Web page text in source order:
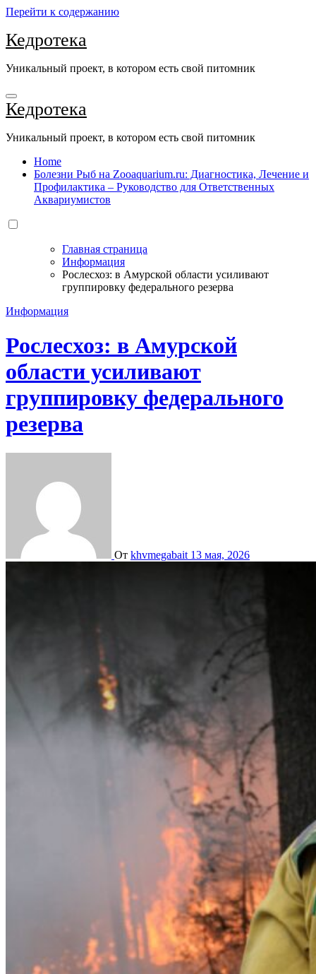
Перейти к содержанию
Кедротека
Уникальный проект, в котором есть свой питомник
Кедротека
Уникальный проект, в котором есть свой питомник
Home
Болезни Рыб на Zooaquarium.ru: Диагностика, Лечение и
Профилактика – Руководство для Ответственных
Аквариумистов
Главная страница
Информация
Рослесхоз: в Амурской области усиливают
группировку федерального резерва
Информация
Рослесхоз: в Амурской
области усиливают
группировку федерального
резерва
От khvmegabait 13 мая, 2026